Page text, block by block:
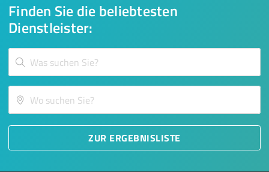
Finden Sie die beliebtesten
Dienstleister:
ZUR ERGEBNISLISTE